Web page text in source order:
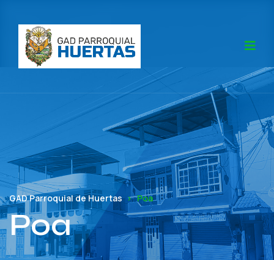
GAD Parroquial de Huertas Poa
Poa